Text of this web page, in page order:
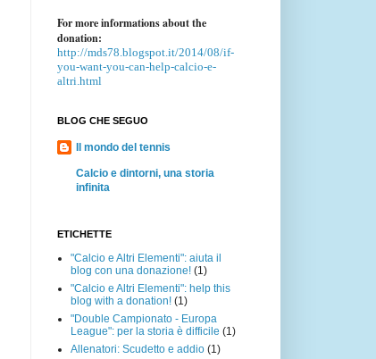
For more informations about the
donation:
http://mds78.blogspot.it/2014/08/if-
you-want-you-can-help-calcio-e-
altri.html
BLOG CHE SEGUO
Il mondo del tennis
Calcio e dintorni, una storia
infinita
ETICHETTE
"Calcio e Altri Elementi": aiuta il
blog con una donazione! (1)
"Calcio e Altri Elementi": help this
blog with a donation! (1)
"Double Campionato - Europa
League": per la storia è difficile (1)
Allenatori: Scudetto e addio (1)